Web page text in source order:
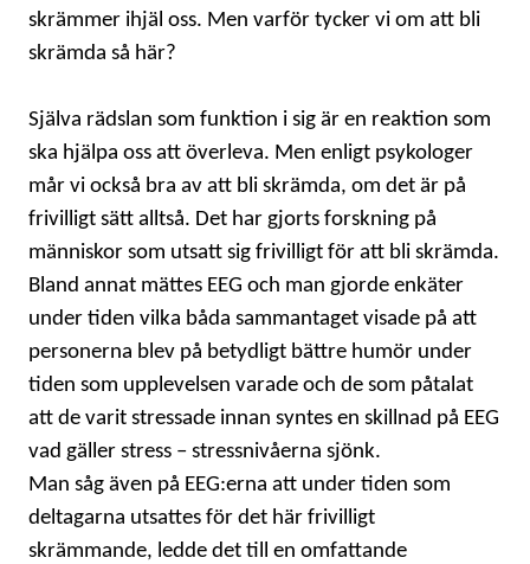
skrämmer ihjäl oss. Men varför tycker vi om att bli
skrämda så här?
Själva rädslan som funktion i sig är en reaktion som
ska hjälpa oss att överleva. Men enligt psykologer
mår vi också bra av att bli skrämda, om det är på
frivilligt sätt alltså. Det har gjorts forskning på
människor som utsatt sig frivilligt för att bli skrämda.
Bland annat mättes EEG och man gjorde enkäter
under tiden vilka båda sammantaget visade på att
personerna blev på betydligt bättre humör under
tiden som upplevelsen varade och de som påtalat
att de varit stressade innan syntes en skillnad på EEG
vad gäller stress – stressnivåerna sjönk.
Man såg även på EEG:erna att under tiden som
deltagarna utsattes för det här frivilligt
skrämmande, ledde det till en omfattande